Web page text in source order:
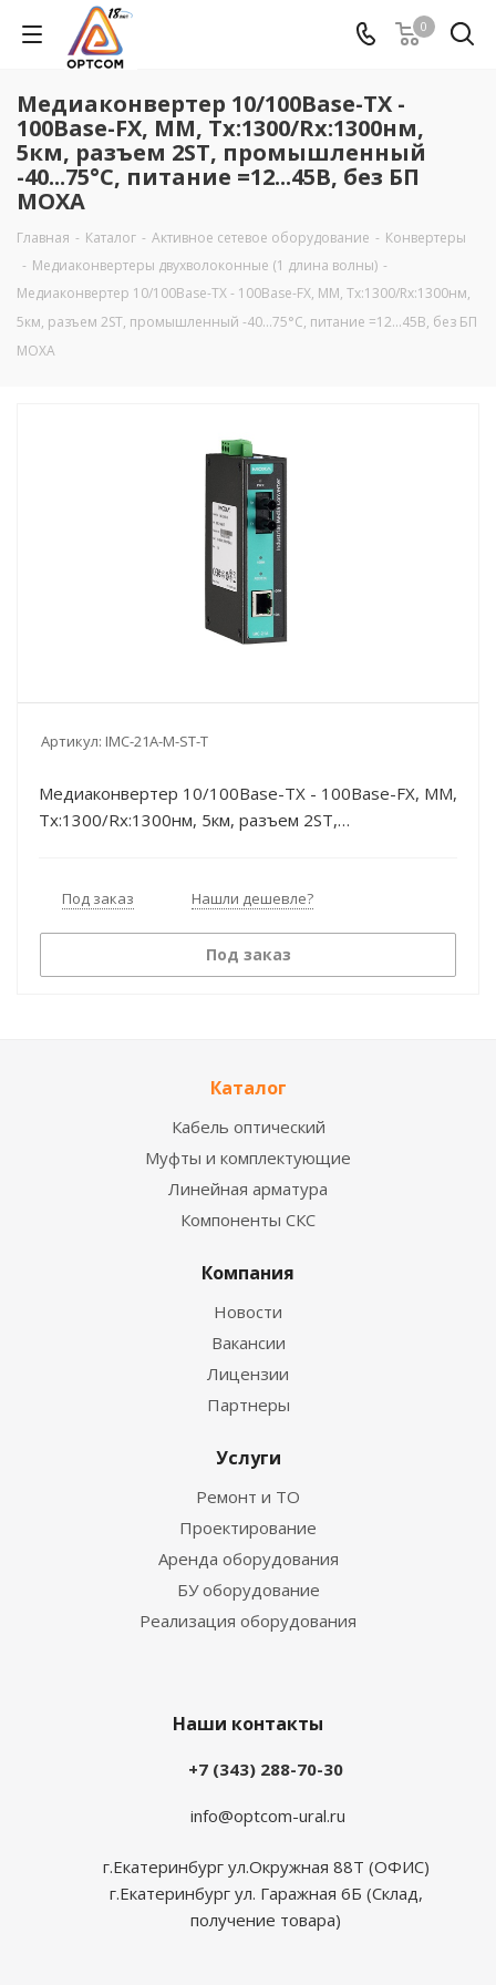
0
Медиаконвертер 10/100Base-TX -
100Base-FX, MM, Tx:1300/Rx:1300нм,
5км, разъем 2ST, промышленный
-40...75°C, питание =12...45В, без БП
MOXA
Главная - Каталог - Активное сетевое оборудование - Конвертеры
- Медиаконвертеры двухволоконные (1 длина волны) -
Медиаконвертер 10/100Base-TX - 100Base-FX, MM, Tx:1300/Rx:1300нм,
5км, разъем 2ST, промышленный -40...75°C, питание =12...45В, без БП
MOXA
Артикул: IMC-21A-M-ST-T
Медиаконвертер 10/100Base-TX - 100Base-FX, MM,
Tx:1300/Rx:1300нм, 5км, разъем 2ST,
Под заказ Нашли дешевле?
Под заказ
Каталог
Кабель оптический
Муфты и комплектующие
Линейная арматура
Компоненты СКС
Компания
Новости
Вакансии
Лицензии
Партнеры
Услуги
Ремонт и ТО
Проектирование
Аренда оборудования
БУ оборудование
Реализация оборудования
Наши контакты
+7 (343) 288-70-30
info@optcom-ural.ru
г.Екатеринбург ул.Окружная 88Т (ОФИС)
г.Екатеринбург ул. Гаражная 6Б (Склад,
получение товара)